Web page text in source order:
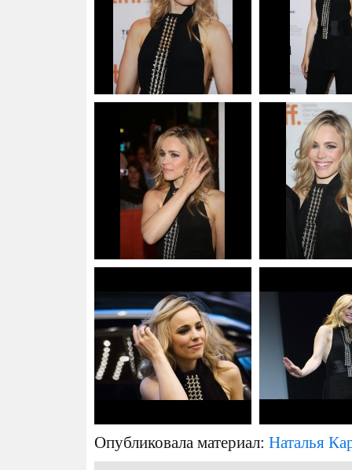
Опубликовала материал: Наталья